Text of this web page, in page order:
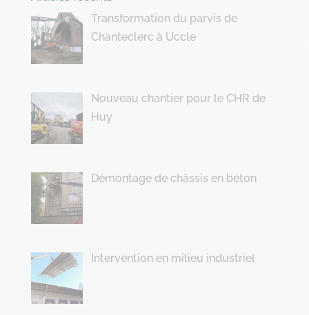
Transformation du parvis de
Chanteclerc à Uccle
Nouveau chantier pour le CHR de
Huy
Démontage de châssis en béton
Intervention en milieu industriel